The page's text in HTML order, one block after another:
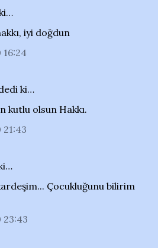
iyi doğdun
16:24
ki…
kutlu olsun Hakkı.
21:43
Çocukluğunu bilirim
23:43